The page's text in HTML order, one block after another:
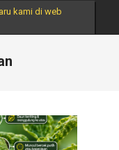
kami di web